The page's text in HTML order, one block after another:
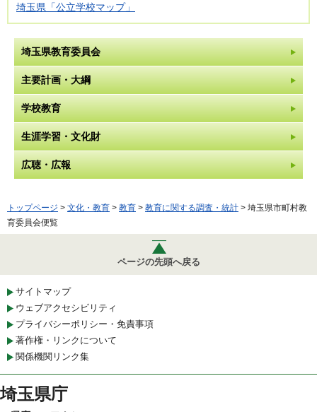
埼玉県「公立学校マップ」
埼玉県教育委員会
主要計画・大綱
学校教育
生涯学習・文化財
広聴・広報
トップページ > 文化・教育 > 教育 > 教育に関する調査・統計 > 埼玉県市町村教
育委員会便覧
ページの先頭へ戻る
サイトマップ
ウェブアクセシビリティ
プライバシーポリシー・免責事項
著作権・リンクについて
関係機関リンク集
埼玉県庁